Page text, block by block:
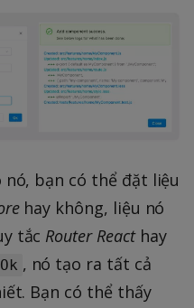
nó, bạn có thể đặt liệu
hay không, liệu nó
tắc Router Reacthay
Ok , nó tạo ra tất cả
Bạn có thể thấy